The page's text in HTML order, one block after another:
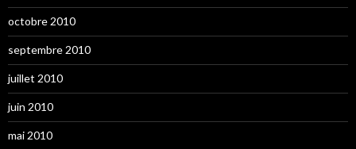
octobre 2010
septembre 2010
juillet 2010
juin 2010
mai 2010